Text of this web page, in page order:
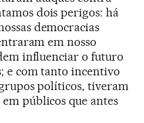
dois perigos: há
democracias
em nosso
influenciar o futuro
e com tanto incentivo
políticos, tiveram
públicos que antes